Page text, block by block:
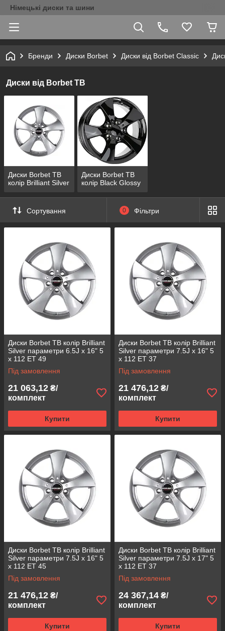
Німецькі диски та шини
Бренди Диски Borbet Диски від Borbet Classic
Диски від Borbet TB
Диски Borbet TB
колір Brilliant Silver
Диски Borbet TB
колір Black Glossy
Сортування 0 Фільтри
Диски Borbet TB колір Brilliant
Silver параметри 6.5J x 16" 5
x 112 ET 49
Під замовлення
21 063,12 ₴/
комплект
Купити
Диски Borbet TB колір Brilliant
Silver параметри 7.5J x 16" 5
x 112 ET 37
Під замовлення
21 476,12 ₴/
комплект
Купити
Диски Borbet TB колір Brilliant
Silver параметри 7.5J x 16" 5
x 112 ET 45
Під замовлення
21 476,12 ₴/
комплект
Купити
Диски Borbet TB колір Brilliant
Silver параметри 7.5J x 17" 5
x 112 ET 37
Під замовлення
24 367,14 ₴/
комплект
Купити